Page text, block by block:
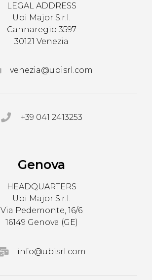
LEGAL ADDRESS
Ubi Major S.r.l.
Cannaregio 3597
30121 Venezia
venezia@ubisrl.com
+39 041 2413253
Genova
HEADQUARTERS
Ubi Major S.r.l.
Via Pedemonte, 16/6
16149 Genova (GE)
info@ubisrl.com